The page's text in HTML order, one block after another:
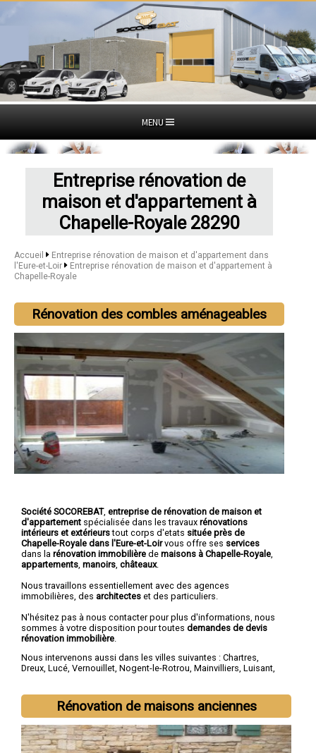
MENU
Entreprise rénovation de
maison et d'appartement à
Chapelle-Royale 28290
Accueil
Entreprise rénovation de maison et d'appartement dans
l'Eure-et-Loir
Entreprise rénovation de maison et d'appartement à
Chapelle-Royale
Rénovation des combles aménageables
Société SOCOREBAT, entreprise de rénovation de maison et
d'appartement spécialisée dans les travaux rénovations
intérieurs et extérieurstout corps d'etats située près de
Chapelle-Royale dans l'Eure-et-Loirvous offre ses services
dans la rénovation immobilière de maisons à Chapelle-Royale
appartements manoirs châteaux.
Nous travaillons essentiellement avec des agences
immobilières, des architectes et des particuliers.
N'hésitez pas à nous contacter pour plus d'informations, nous
sommes à votre disposition pour toutes demandes de devis
rénovation immobilière
Nous intervenons aussi dans les villes suivantes : Chartres,
Dreux, Lucé, Vernouillet, Nogent-le-Rotrou, Mainvilliers, Luisant,
Rénovation de maisons anciennes